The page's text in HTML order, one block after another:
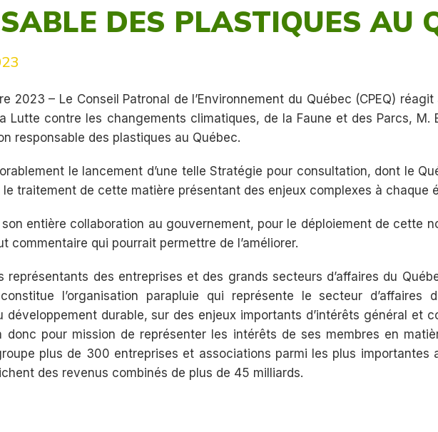
DES PLASTIQUES AU
2023 – Le Conseil Patronal de l’Environnement du Québec (CPEQ)
Lutte contre les changements climatiques, de la Faune et des Parcs,
responsable des plastiques au Québec.
le lancement d’une telle Stratégie pour consultation, dont le
traitement de cette matière présentant des enjeux complexes à chaque
son entière collaboration au gouvernement, pour le déploiement de cette
commentaire qui pourrait permettre de l’améliorer.
représentants des entreprises et des grands secteurs d’affaires du
l’organisation parapluie qui représente le secteur
développement durable, sur des enjeux importants d’intérêts général et
donc pour mission de représenter les intérêts de ses membres en
plus de 300 entreprises et associations parmi les plus
des revenus combinés de plus de 45 milliards.